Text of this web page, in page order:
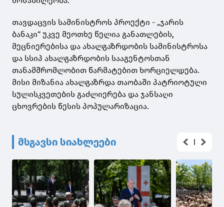
თავდაცვის სამინისტროს პროექტი - „ჯარის
ბანაკი“ უკვე მეოთხე წელია განათლების,
მეცნიერებისა და ახალგაზრდობის სამინისტროსა
და სსიპ ახალგაზრდობის სააგენტოსთან
თანამშრომლობით წარმატებით ხორციელდება.
მისი მიზანია ახალგაზრდა თაობაში პატრიოტული
სულისკვეთების გაძლიერება და ჯანსაღი
ცხოვრების წესის პოპულარიზაცია.
მსგავსი სიახლეები